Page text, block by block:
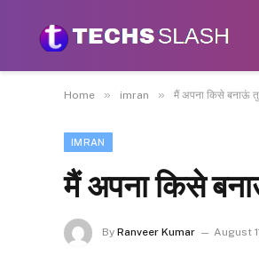
Home » imran » मैं अपना किसे बनाऊं
IMRAN
मैं अपना किसे
By Ranveer Kumar August